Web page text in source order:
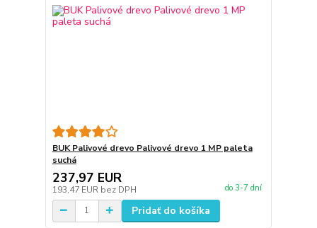
BUK Palivové drevo Palivové drevo 1 MP paleta
suchá
237,97 EUR
193,47 EUR bez DPH do 3-7 dní
Pridať do košíka